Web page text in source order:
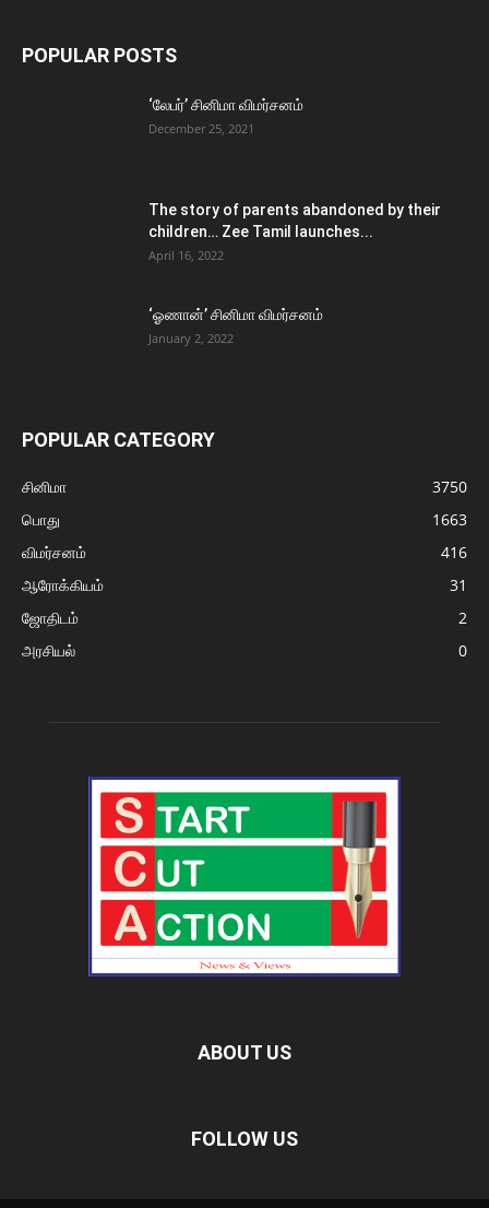
POPULAR POSTS
‘லேபர்’ சினிமா விமர்சனம்
December 25, 2021
The story of parents abandoned by their
children… Zee Tamil launches...
April 16, 2022
‘ஓணான்’ சினிமா விமர்சனம்
January 2, 2022
POPULAR CATEGORY
சினிமா
3750
பொது
1663
விமர்சனம்
416
ஆரோக்கியம்
31
ஜோதிடம்
2
அரசியல்
0
ABOUT US
FOLLOW US